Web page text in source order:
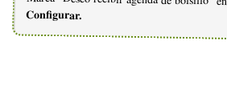
Configurar.